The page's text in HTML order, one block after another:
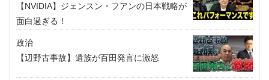
【NVIDIA】ジェンスン・フアンの日本戦略が
面白過ぎる！
政治
【辺野古事故】遺族が百田発言に激怒